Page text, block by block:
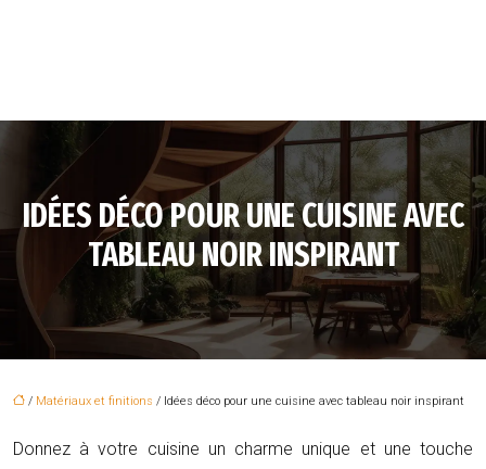
IDÉES DÉCO POUR UNE CUISINE AVEC
TABLEAU NOIR INSPIRANT
/ Matériaux et finitions / Idées déco pour une cuisine avec tableau noir inspirant
Donnez à votre cuisine un charme unique et une touche